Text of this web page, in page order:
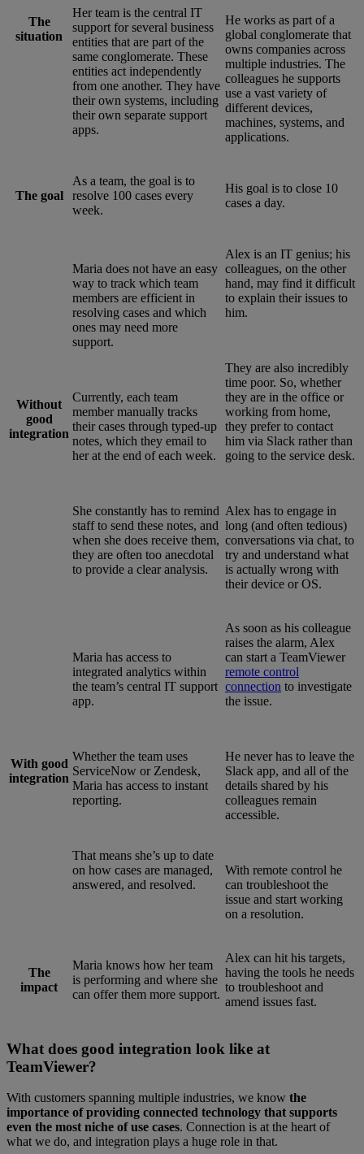
The
situation
Her team is the central IT
support for several business
entities that are part of the
same conglomerate. These
entities act independently
from one another. They have
their own systems, including
their own separate support
apps.
He works as part of a
global conglomerate that
owns companies across
multiple industries. The
colleagues he supports
use a vast variety of
different devices,
machines, systems, and
applications.
The goal
As a team, the goal is to
resolve 100 cases every
week.
His goal is to close 10
cases a day.
Without
good
integration
Maria does not have an easy
way to track which team
members are efficient in
resolving cases and which
ones may need more
support.
Currently, each team
member manually tracks
their cases through typed-up
notes, which they email to
her at the end of each week.
She constantly has to remind
staff to send these notes, and
when she does receive them,
they are often too anecdotal
to provide a clear analysis.
Alex is an IT genius; his
colleagues, on the other
hand, may find it difficult
to explain their issues to
him.
They are also incredibly
time poor. So, whether
they are in the office or
working from home,
they prefer to contact
him via Slack rather than
going to the service desk.
Alex has to engage in
long (and often tedious)
conversations via chat, to
try and understand what
is actually wrong with
their device or OS.
With good
integration
Maria has access to
integrated analytics within
the team’s central IT support
app.
Whether the team uses
ServiceNow or Zendesk,
Maria has access to instant
reporting.
That means she’s up to date
on how cases are managed,
answered, and resolved.
As soon as his colleague
raises the alarm, Alex
can start a TeamViewer
remote control
connection to investigate
the issue.
He never has to leave the
Slack app, and all of the
details shared by his
colleagues remain
accessible.
With remote control he
can troubleshoot the
issue and start working
on a resolution.
The
impact
Maria knows how her team
is performing and where she
can offer them more support.
Alex can hit his targets,
having the tools he needs
to troubleshoot and
amend issues fast.
What does good integration look like at
TeamViewer?
With customers spanning multiple industries, we know the
importance of providing connected technology that supports
even the most niche of use cases. Connection is at the heart of
what we do, and integration plays a huge role in that.